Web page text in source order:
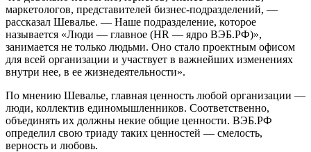
маркетологов, представителей бизнес-подразделений, —
рассказал Шевалье. — Наше подразделение, которое
называется «Люди — главное (HR — ядро ВЭБ.РФ)»,
занимается не только людьми. Оно стало проектным офисом
для всей организации и участвует в важнейших изменениях
внутри нее, в ее жизнедеятельности».
По мнению Шевалье, главная ценность любой организации —
люди, коллектив единомышленников. Соответственно,
объединять их должны некие общие ценности. ВЭБ.РФ
определил свою триаду таких ценностей — смелость,
верность и любовь.